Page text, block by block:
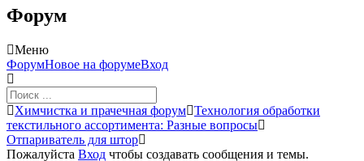
Форум
Меню
Навигация
Форума
ФорумНовое на форумеВход
Форум
breadcrumbs
-
Вы
Химчистка и прачечная форум Технология обработки
текстильного ассортимента: Разные вопросы
Отпариватель для штор
Пожалуйста Вход чтобы создавать сообщения и темы.